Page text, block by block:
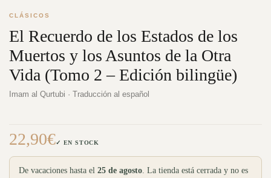
CLÁSICOS
El Recuerdo de los Estados de los
Muertos y los Asuntos de la Otra
Vida (Tomo 2 – Edición bilingüe)
Imam al Qurtubi · Traducción al español
22,90€✓ EN STOCK
De vacaciones hasta el 25 de agosto. La tienda está cerrada y no es